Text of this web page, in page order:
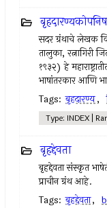
सदर ग्रंथाचे लेखक
तालुका,
१९३२) हे
भाषांतरकार आणि
Tags: बृहदारण्य,
Type: INDEX |
बृहद्देवता
बृहद्देवता संस्कृत
प्राचीन ग्रंथ आहे.
Tags: बृहद्देवता,